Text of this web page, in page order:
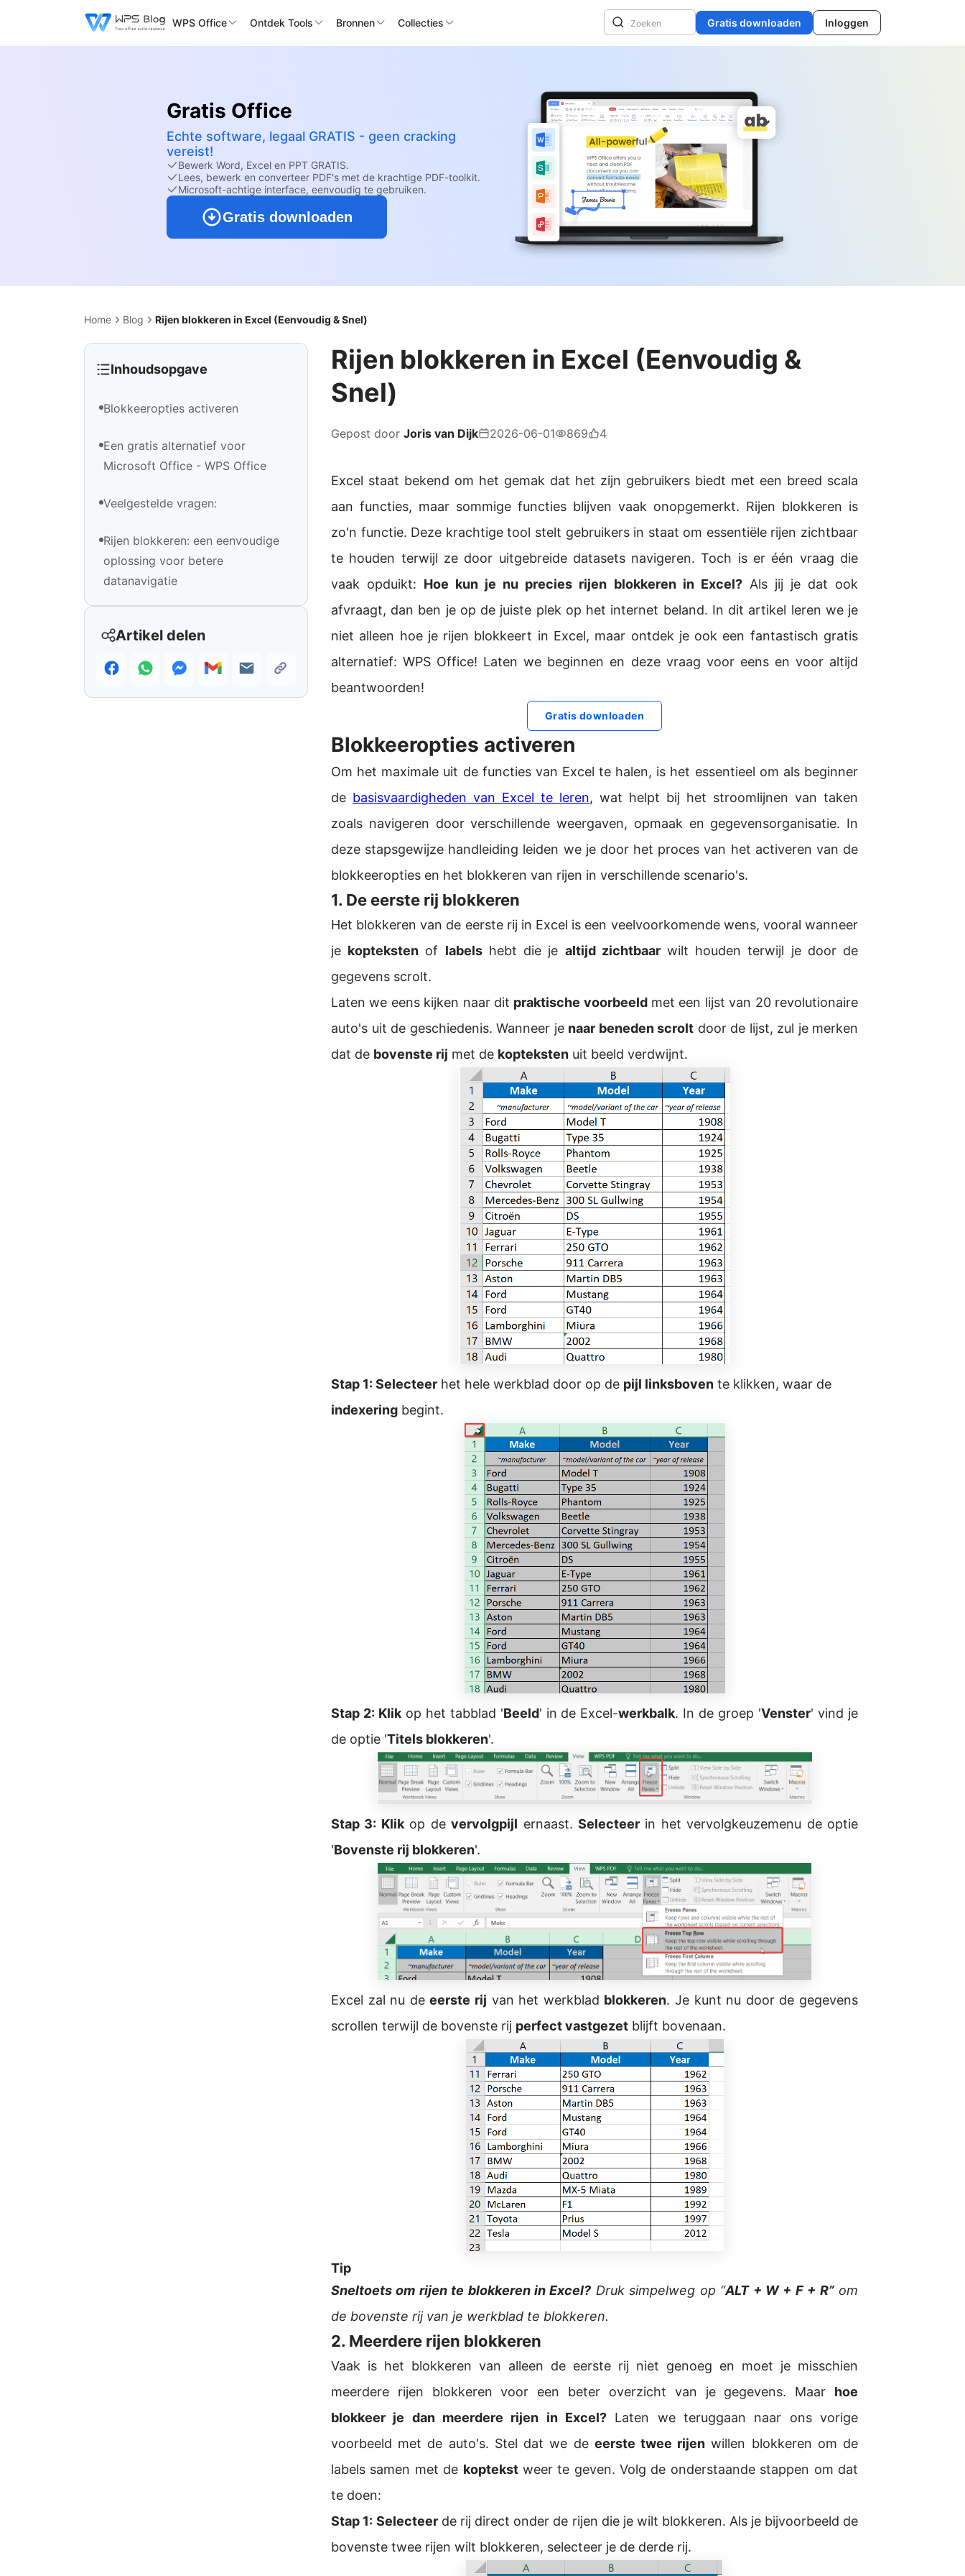
WPS Office Ontdek Tools Bronnen Collecties Gratis downloaden Inloggen
Gratis Office
Echte software, legaal GRATIS - geen cracking
vereist!
Bewerk Word, Excel en PPT GRATIS.
Lees, bewerk en converteer PDF's met de krachtige PDF-toolkit.
Microsoft-achtige interface, eenvoudig te gebruiken.
Gratis downloaden
Home Blog Rijen blokkeren in Excel (Eenvoudig & Snel)
Inhoudsopgave
Blokkeeropties activeren
Een gratis alternatief voor
Microsoft Office - WPS Office
Veelgestelde vragen:
Rijen blokkeren: een eenvoudige
oplossing voor betere
datanavigatie
Artikel delen
Rijen blokkeren in Excel (Eenvoudig &
Snel)
Gepost door Joris van Dijk 2026-06-01 869 4
Excel staat bekend om het gemak dat het zijn gebruikers biedt met een breed scala
aan functies, maar sommige functies blijven vaak onopgemerkt. Rijen blokkeren is
zo'n functie. Deze krachtige tool stelt gebruikers in staat om essentiële rijen zichtbaar
te houden terwijl ze door uitgebreide datasets navigeren. Toch is er één vraag die
vaak opduikt: Hoe kun je nu precies rijen blokkeren in Excel?Als jij je dat ook
afvraagt, dan ben je op de juiste plek op het internet beland. In dit artikel leren we je
niet alleen hoe je rijen blokkeert in Excel, maar ontdek je ook een fantastisch gratis
alternatief: WPS Office! Laten we beginnen en deze vraag voor eens en voor altijd
beantwoorden!
Gratis downloaden
Blokkeeropties activeren
Om het maximale uit de functies van Excel te halen, is het essentieel om als beginner
de basisvaardigheden van Excel te leren, wat helpt bij het stroomlijnen van taken
zoals navigeren door verschillende weergaven, opmaak en gegevensorganisatie. In
deze stapsgewijze handleiding leiden we je door het proces van het activeren van de
blokkeeropties en het blokkeren van rijen in verschillende scenario's.
1. De eerste rij blokkeren
Het blokkeren van de eerste rij in Excel is een veelvoorkomende wens, vooral wanneer
je kopteksten of labelshebt die je altijd zichtbaarwilt houden terwijl je door de
gegevens scrolt.
Laten we eens kijken naar dit praktische voorbeeldmet een lijst van 20 revolutionaire
auto's uit de geschiedenis. Wanneer je naar beneden scrolt door de lijst, zul je merken
dat de bovenste rij met de kopteksten uit beeld verdwijnt.
Stap 1: Selecteer het hele werkblad door op de pijl linksboven te klikken, waar de
indexering begint.
Stap 2: Klikop het tabblad 'Beeld' in de Excel-werkbalk. In de groep 'Venster' vind je
de optie 'Titels blokkeren'.
Stap 3: Klikop devervolgpijl ernaast. Selecteerin het vervolgkeuzemenu de optie
'Bovenste rij blokkeren'.
Excel zal nu deeerste rij van het werkblad blokkeren. Je kunt nu door de gegevens
scrollen terwijl de bovenste rij perfect vastgezet blijft bovenaan.
Tip
Sneltoets om rijen te blokkeren in Excel? Druk simpelweg op “ALT + W + F + R”om
de bovenste rij van je werkblad te blokkeren.
2. Meerdere rijen blokkeren
Vaak is het blokkeren van alleen de eerste rij niet genoeg en moet je misschien
meerdere rijen blokkeren voor een beter overzicht van je gegevens. Maar hoe
blokkeer je dan meerdere rijen in Excel? Laten we teruggaan naar ons vorige
voorbeeld met de auto's. Stel dat we de eerste twee rijen willen blokkeren om de
labels samen met de koptekstweer te geven. Volg de onderstaande stappen om dat
te doen:
Stap 1: Selecteer de rij direct onder de rijen die je wilt blokkeren. Als je bijvoorbeeld de
bovenste twee rijen wilt blokkeren, selecteer je de derde rij.